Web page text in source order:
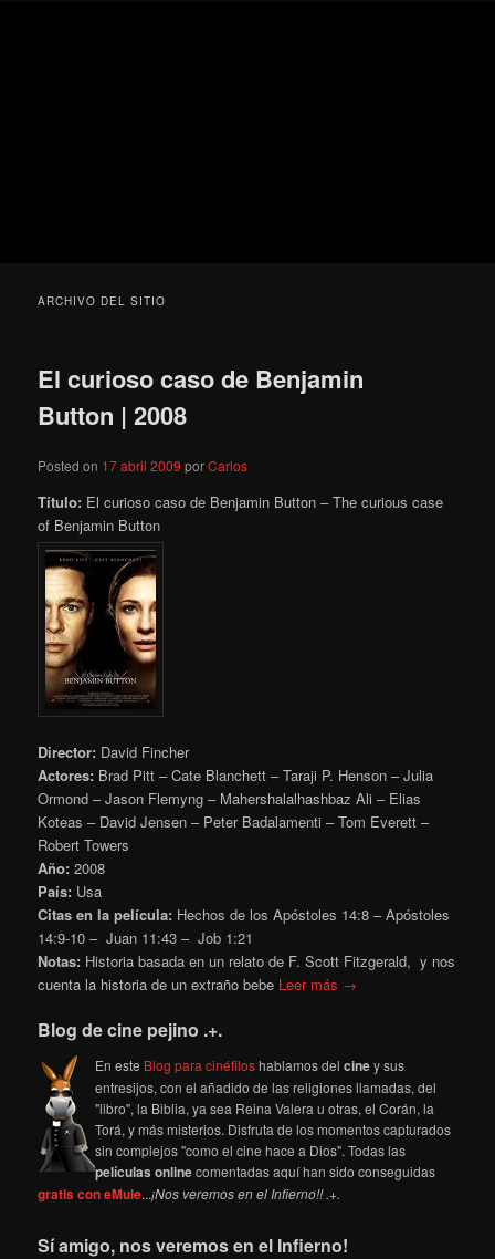
ARCHIVO DEL SITIO
El curioso caso de Benjamin
Button | 2008
Posted on 17 abril 2009 porCarlos
Título: El curioso caso de Benjamin Button – The curious case
of Benjamin Button
Director: David Fincher
Actores: Brad Pitt – Cate Blanchett – Taraji P. Henson – Julia
Ormond – Jason Flemyng – Mahershalalhashbaz Ali – Elias
Koteas – David Jensen – Peter Badalamenti – Tom Everett –
Robert Towers
Año: 2008
País: Usa
Citas en la película: Hechos de los Apóstoles 14:8 – Apóstoles
14:9-10 – Juan 11:43 – Job 1:21
Notas: Historia basada en un relato de F. Scott Fitzgerald, y nos
cuenta la historia de un extraño bebe Leer más →
Blog de cine pejino .+.
En este Blog para cinéfiloshablamos delciney sus
entresijos, con el añadido de las religiones llamadas, del
"libro", la Biblia, ya sea Reina Valera u otras, el Corán, la
Torá, y más misterios. Disfruta de los momentos capturados
sin complejos "como el cine hace a Dios". Todas las
películas onlinecomentadas aquí han sido conseguidas
gratis con eMule...¡Nos veremos en el Infierno!! .+.
Sí amigo, nos veremos en el Infierno!